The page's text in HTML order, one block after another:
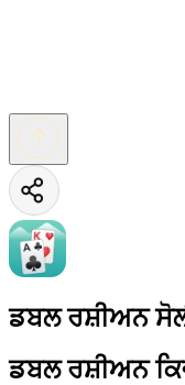
ਡਬਲ ਰਸ਼ੀਅਨ
ਡਬਲ ਰਸ਼ੀਅਨ